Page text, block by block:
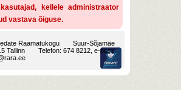
kellele administraator
vastava õiguse.
Raamatukogu
Suur-Sõjamäe
Tallinn
Telefon: 674 8212, e-post: